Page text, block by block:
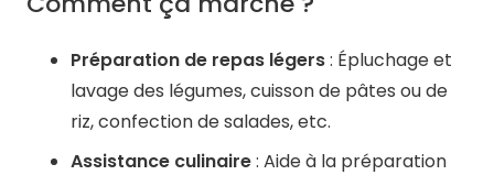
Préparation de repas légers: Épluchage et
lavage des légumes, cuisson de pâtes ou de
riz, confection de salades, etc.​
Assistance culinaire: Aide à la préparation